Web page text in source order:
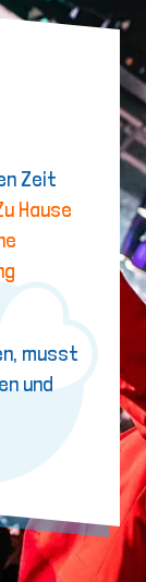
Zeit
Hause
musst
und